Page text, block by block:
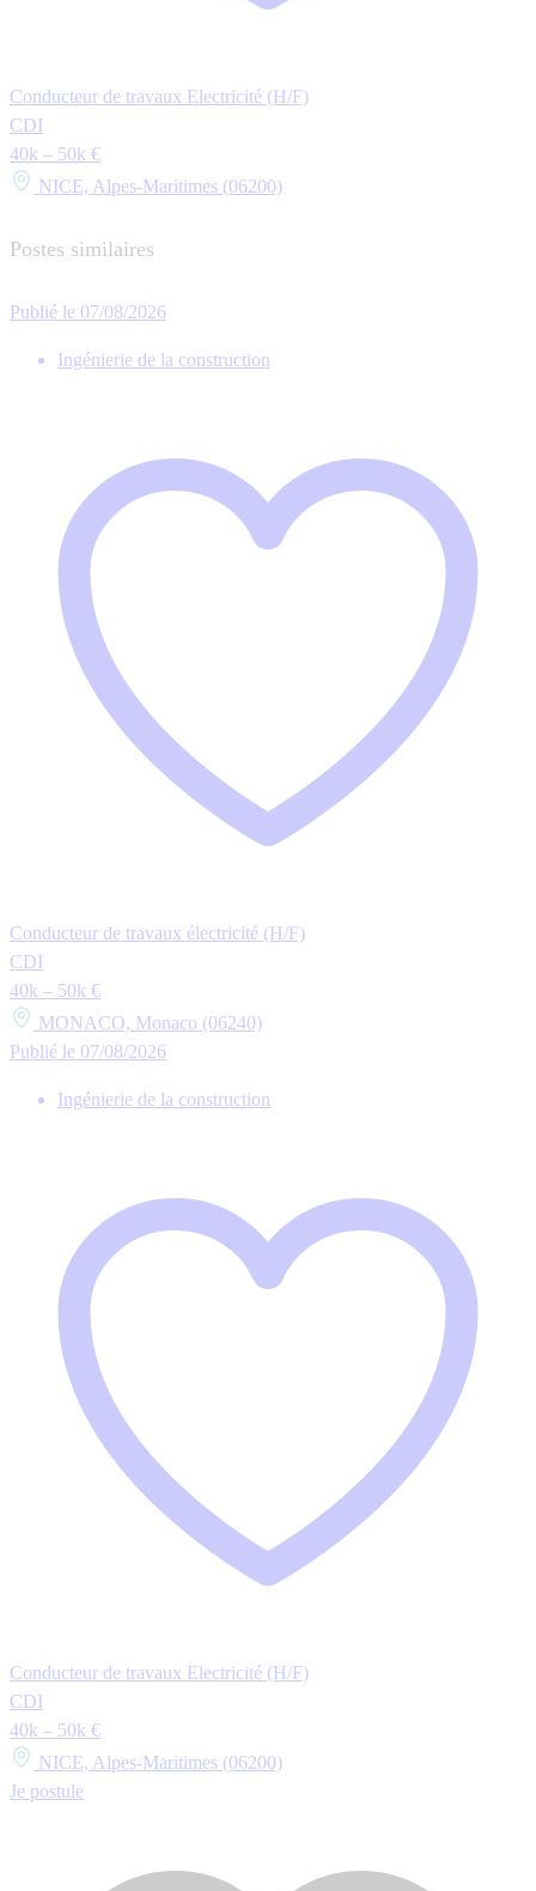
Conducteur de travaux Electricité (H/F)
CDI
40k – 50k €
NICE, Alpes-Maritimes (06200)
Postes similaires
Publié le 07/08/2026
Ingénierie de la construction
Conducteur de travaux électricité (H/F)
CDI
40k – 50k €
MONACO, Monaco (06240)
Publié le 07/08/2026
Ingénierie de la construction
Conducteur de travaux Electricité (H/F)
CDI
40k – 50k €
NICE, Alpes-Maritimes (06200)
Je postule